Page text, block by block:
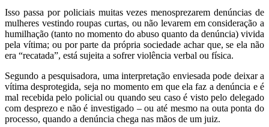
Isso passa por policiais muitas vezes menosprezarem denúncias de
mulheres vestindo roupas curtas, ou não levarem em consideração a
humilhação (tanto no momento do abuso quanto da denúncia) vivida
pela vítima; ou por parte da própria sociedade achar que, se ela não
era “recatada”, está sujeita a sofrer violência verbal ou física.
Segundo a pesquisadora, uma interpretação enviesada pode deixar a
vítima desprotegida, seja no momento em que ela faz a denúncia e é
mal recebida pelo policial ou quando seu caso é visto pelo delegado
com desprezo e não é investigado – ou até mesmo na outa ponta do
processo, quando a denúncia chega nas mãos de um juiz.